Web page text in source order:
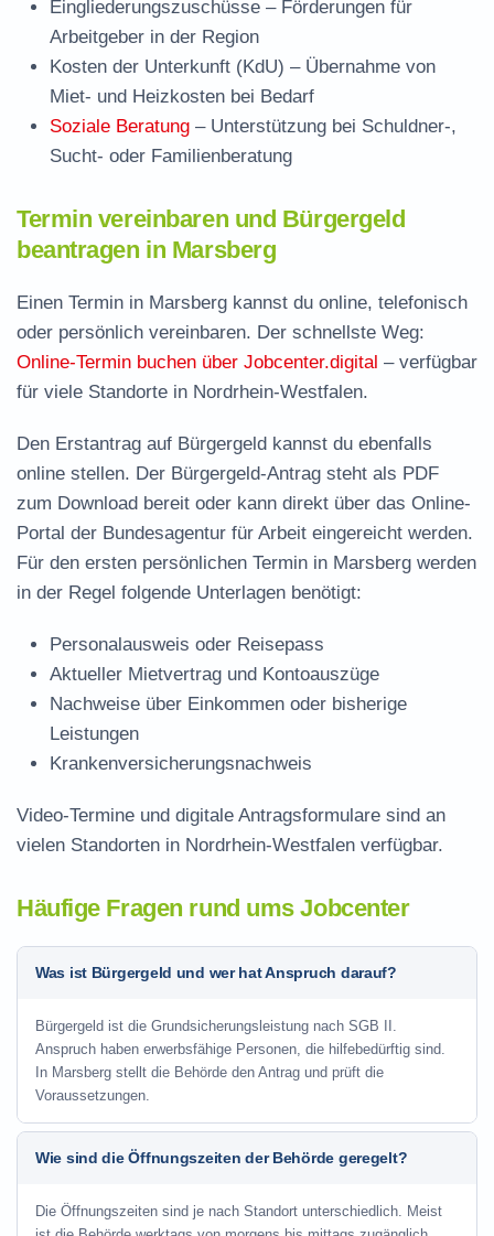
Eingliederungszuschüsse – Förderungen für
Arbeitgeber in der Region
Kosten der Unterkunft (KdU) – Übernahme von
Miet- und Heizkosten bei Bedarf
Soziale Beratung – Unterstützung bei Schuldner-,
Sucht- oder Familienberatung
Termin vereinbaren und Bürgergeld
beantragen in Marsberg
Einen Termin in Marsberg kannst du online, telefonisch
oder persönlich vereinbaren. Der schnellste Weg:
Online-Termin buchen über Jobcenter.digital – verfügbar
für viele Standorte in Nordrhein-Westfalen.
Den Erstantrag auf Bürgergeld kannst du ebenfalls
online stellen. Der Bürgergeld-Antrag steht als PDF
zum Download bereit oder kann direkt über das Online-
Portal der Bundesagentur für Arbeit eingereicht werden.
Für den ersten persönlichen Termin in Marsberg werden
in der Regel folgende Unterlagen benötigt:
Personalausweis oder Reisepass
Aktueller Mietvertrag und Kontoauszüge
Nachweise über Einkommen oder bisherige
Leistungen
Krankenversicherungsnachweis
Video-Termine und digitale Antragsformulare sind an
vielen Standorten in Nordrhein-Westfalen verfügbar.
Häufige Fragen rund ums Jobcenter
Was ist Bürgergeld und wer hat Anspruch darauf?
Bürgergeld ist die Grundsicherungsleistung nach SGB II.
Anspruch haben erwerbsfähige Personen, die hilfebedürftig sind.
In Marsberg stellt die Behörde den Antrag und prüft die
Voraussetzungen.
Wie sind die Öffnungszeiten der Behörde geregelt?
Die Öffnungszeiten sind je nach Standort unterschiedlich. Meist